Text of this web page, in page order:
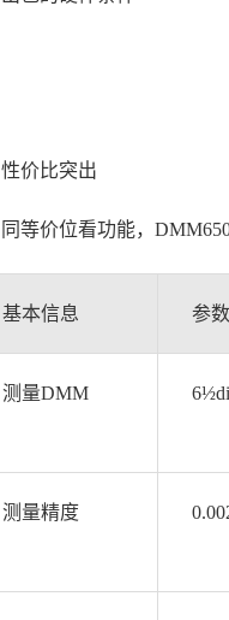
性价比突出
同等价位看功能，
基本信息 参数
测量DMM
测量精度